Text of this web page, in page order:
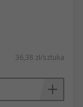
36,38 zł/sztuka